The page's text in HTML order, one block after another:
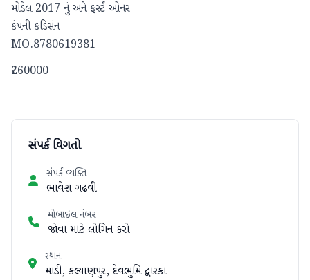
મોડેલ 2017 નું અને ફર્સ્ટ ઓનર
કંપની કડિસંન
MO.8780619381
₹260000
સંપર્ક વિગતો
સંપર્ક વ્યક્તિ
ભાવેશ ગઢવી
મોબાઇલ નંબર
જોવા માટે લોગિન કરો
સ્થાન
માડી, કલ્યાણપુર, દેવભુમિ દ્વારકા